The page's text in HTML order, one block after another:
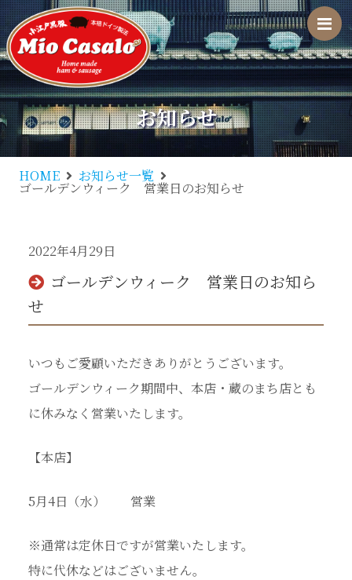
お知らせ
HOME お知らせ一覧
ゴールデンウィーク 営業日のお知らせ
2022年4月29日
ゴールデンウィーク 営業日のお知ら
せ
いつもご愛顧いただきありがとうございます。
ゴールデンウィーク期間中、本店・蔵のまち店とも
に休みなく営業いたします。
【本店】
5月4日（水） 営業
※通常は定休日ですが営業いたします。
特に代休などはございません。